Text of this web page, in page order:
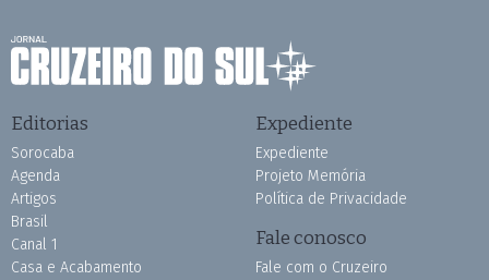
Editorias
Sorocaba
Agenda
Artigos
Brasil
Canal 1
Casa e Acabamento
Expediente
Expediente
Projeto Memória
Política de Privacidade
Fale conosco
Fale com o Cruzeiro